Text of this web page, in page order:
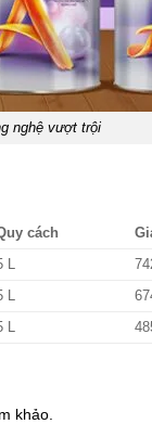
nghệ vượt trội
cách
L
L
L
khảo.